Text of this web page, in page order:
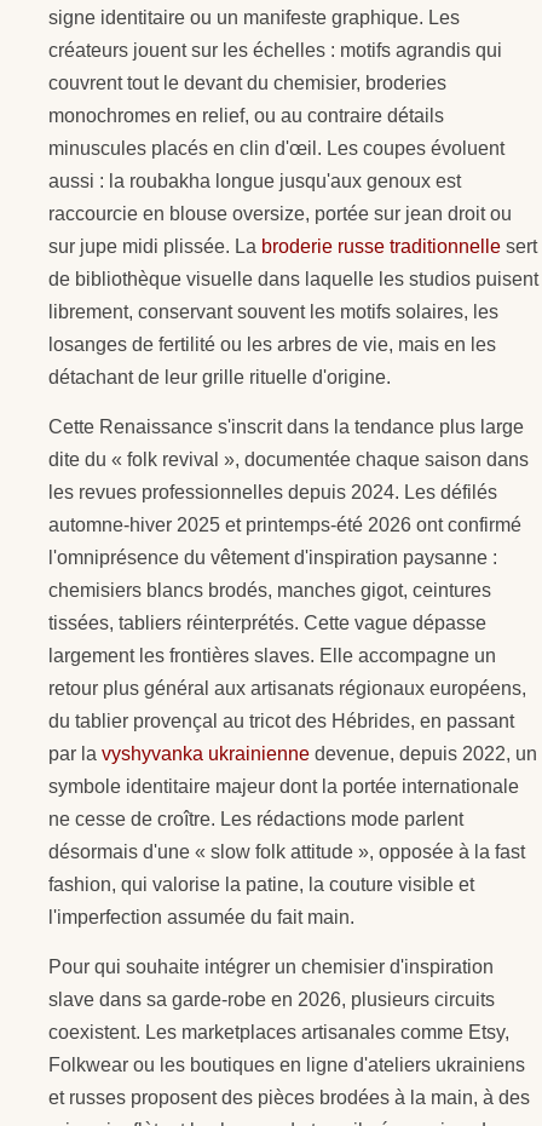
signe identitaire ou un manifeste graphique. Les
créateurs jouent sur les échelles : motifs agrandis qui
couvrent tout le devant du chemisier, broderies
monochromes en relief, ou au contraire détails
minuscules placés en clin d'œil. Les coupes évoluent
aussi : la roubakha longue jusqu'aux genoux est
raccourcie en blouse oversize, portée sur jean droit ou
sur jupe midi plissée. La broderie russe traditionnelle sert
de bibliothèque visuelle dans laquelle les studios puisent
librement, conservant souvent les motifs solaires, les
losanges de fertilité ou les arbres de vie, mais en les
détachant de leur grille rituelle d'origine.
Cette Renaissance s'inscrit dans la tendance plus large
dite du « folk revival », documentée chaque saison dans
les revues professionnelles depuis 2024. Les défilés
automne-hiver 2025 et printemps-été 2026 ont confirmé
l'omniprésence du vêtement d'inspiration paysanne :
chemisiers blancs brodés, manches gigot, ceintures
tissées, tabliers réinterprétés. Cette vague dépasse
largement les frontières slaves. Elle accompagne un
retour plus général aux artisanats régionaux européens,
du tablier provençal au tricot des Hébrides, en passant
par la vyshyvanka ukrainienne devenue, depuis 2022, un
symbole identitaire majeur dont la portée internationale
ne cesse de croître. Les rédactions mode parlent
désormais d'une « slow folk attitude », opposée à la fast
fashion, qui valorise la patine, la couture visible et
l'imperfection assumée du fait main.
Pour qui souhaite intégrer un chemisier d'inspiration
slave dans sa garde-robe en 2026, plusieurs circuits
coexistent. Les marketplaces artisanales comme Etsy,
Folkwear ou les boutiques en ligne d'ateliers ukrainiens
et russes proposent des pièces brodées à la main, à des